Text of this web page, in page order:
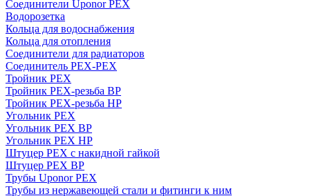
Соединители Uponor PEX
Водорозетка
Кольца для водоснабжения
Кольца для отопления
Соединители для радиаторов
Соединитель PEX-PEX
Тройник PEX
Тройник PEX-резьба ВР
Тройник PEX-резьба НР
Угольник PEX
Угольник PEX ВР
Угольник PEX НР
Штуцер PEX c накидной гайкой
Штуцер PEX ВР
Трубы Uponor PEX
Трубы из нержавеющей стали и фитинги к ним